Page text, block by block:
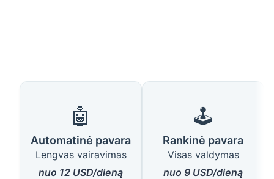
🤖
Automatinė pavara
Lengvas vairavimas
nuo 12 USD/dieną
🕹️
Rankinė pavara
Visas valdymas
nuo 9 USD/dieną